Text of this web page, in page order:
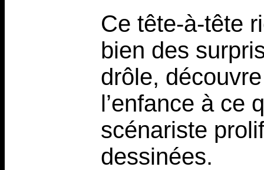
Ce tête-à-tête
bien des
drôle,
l’enfance à ce
scénariste
dessinées.